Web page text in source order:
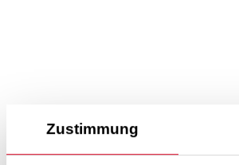
Zustimmung
News